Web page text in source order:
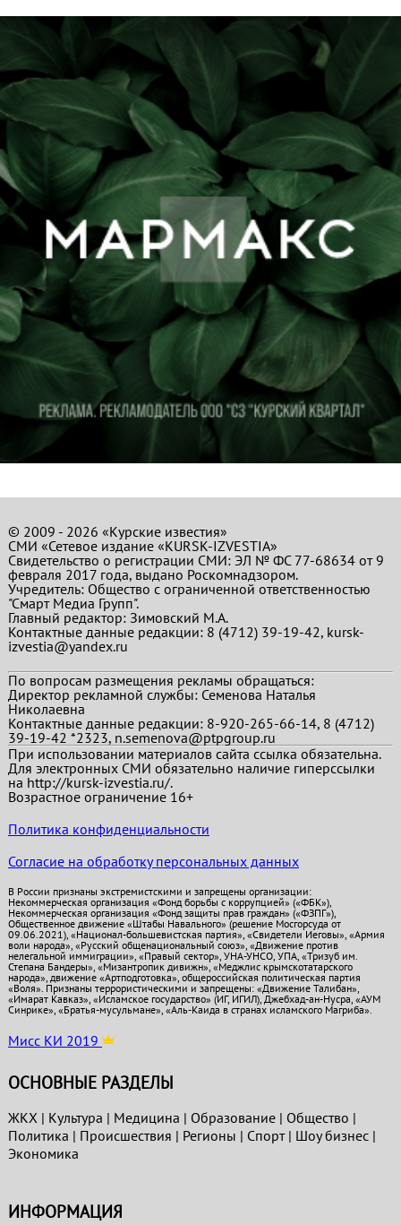
© 2009 - 2026 «Курские известия»
СМИ «Сетевое издание «KURSK-IZVESTIA»
Свидетельство о регистрации СМИ: ЭЛ № ФС 77-68634 от 9
февраля 2017 года, выдано Роскомнадзором.
Учредитель: Общество с ограниченной ответственностью
"Смарт Медиа Групп".
Главный редактор:Зимовский М.А.
Контактные данные редакции: 8 (4712) 39-19-42, kursk-
izvestia@yandex.ru
По вопросам размещения рекламы обращаться:
Директор рекламной службы: Семенова Наталья
Николаевна
Контактные данные редакции: 8-920-265-66-14, 8 (4712)
39-19-42 *2323, n.semenova@ptpgroup.ru
При использовании материалов сайта ссылка обязательна.
Для электронных СМИ обязательно наличие гиперссылки
на http://kursk-izvestia.ru/.
Возрастное ограничение 16+
Политика конфиденциальности
Согласие на обработку персональных данных
В России признаны экстремистскими и запрещены организации:
Некоммерческая организация «Фонд борьбы с коррупцией» («ФБК»),
Некоммерческая организация «Фонд защиты прав граждан» («ФЗПГ»),
Общественное движение «Штабы Навального» (решение Мосгорсуда от
09.06.2021), «Национал-большевистская партия», «Свидетели Иеговы», «Армия
воли народа», «Русский общенациональный союз», «Движение против
нелегальной иммиграции», «Правый сектор», УНА-УНСО, УПА, «Тризуб им.
Степана Бандеры», «Мизантропик дивижн», «Меджлис крымскотатарского
народа», движение «Артподготовка», общероссийская политическая партия
«Воля». Признаны террористическими и запрещены: «Движение Талибан»,
«Имарат Кавказ», «Исламское государство» (ИГ, ИГИЛ), Джебхад-ан-Нусра, «АУМ
Синрике», «Братья-мусульмане», «Аль-Каида в странах исламского Магриба».
Мисс КИ 2019
ОСНОВНЫЕ РАЗДЕЛЫ
ЖКХ| Культура | Медицина | Образование| Общество |
Политика | Проиcшествия | Регионы | Спорт| Шоу бизнес|
Экономика
ИНФОРМАЦИЯ